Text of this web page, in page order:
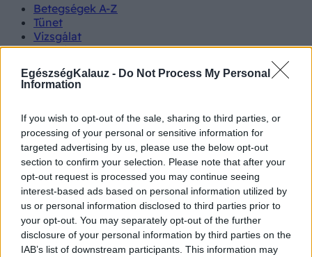
EgészségKalauz - Do Not Process My Personal
Information
If you wish to opt-out of the sale, sharing to third parties, or
processing of your personal or sensitive information for
targeted advertising by us, please use the below opt-out
section to confirm your selection. Please note that after your
opt-out request is processed you may continue seeing
interest-based ads based on personal information utilized by
us or personal information disclosed to third parties prior to
your opt-out. You may separately opt-out of the further
disclosure of your personal information by third parties on the
IAB’s list of downstream participants. This information may
Betegségek A-Z
Tünet
Vizsgálat
Kezelés
Kutatás
Prevenció
Videók
Kisállatok egészsége
#allergia #influenza#cukorbetegség
#orvosmeteorológia#vérnyomás #stroke#rákbetegség
#pajzsmirigy#reflux#ekcéma#herpesz
Regisztráció